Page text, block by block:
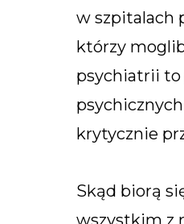
w szpitalach
którzy
psychiatrii
krytycznie
Skąd biorą
wszystkim z